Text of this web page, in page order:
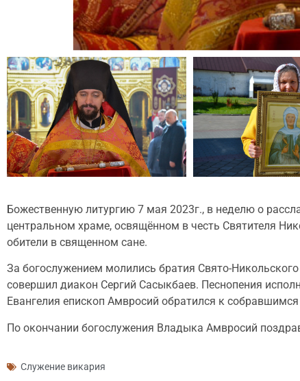
Божественную литургию 7 мая 2023г., в неделю о
центральном храме, освящённом в честь Святителя
обители в священном сане.
За богослужением молились братия Свято-
совершил диакон Сергий Сасыкбаев. Песнопения
Евангелия епископ Амвросий обратился к
По окончании богослужения Владыка Амвросий
Служение викария